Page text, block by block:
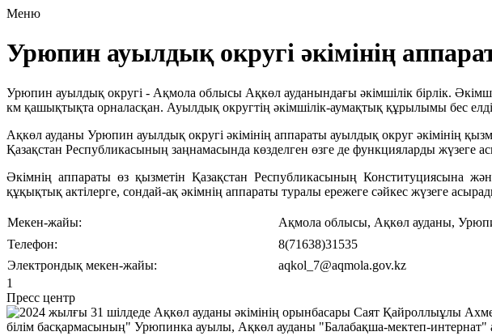
Меню
Урюпин ауылдық округі әкімінің
Урюпин ауылдық округі - Ақмола облысы Ақкөл ауданындағы әкімшілік бірлік.
км қашықтықта орналасқан. Ауылдық округтің әкімшілік-аумақтық құрылымы бес
Ақкөл ауданы Урюпин ауылдық округі әкімінің аппараты ауылдық округ әкімінің
Қазақстан Республикасының заңнамасында көзделген өзге де функцияларды жүзеге
Әкімнің аппараты өз қызметін Қазақстан Республикасының Конституциясына
құқықтық актілерге, сондай-ақ әкімнің аппараты туралы ережеге сәйкес жүзеге
Мекен-жайы:
Ақмола облысы, Ақкөл ауданы,
Телефон:
8(71638)31535
Электрондық мекен-жайы:
aqkol_7@aqmola.gov.kz
1
Пресс центр